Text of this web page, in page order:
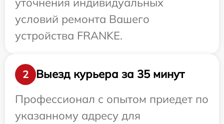
условий ремонта Вашего
устройства FRANKE.
2
Выезд курьера за 35 минут
Профессионал с опытом приедет по
указанному адресу для